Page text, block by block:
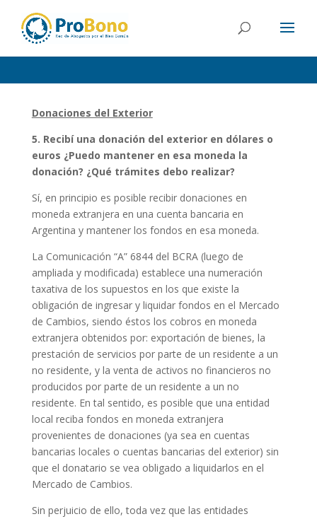
Donaciones del Exterior
5. Recibí una donación del exterior en dólares o
euros ¿Puedo mantener en esa moneda la
donación? ¿Qué trámites debo realizar?
Sí, en principio es posible recibir donaciones en
moneda extranjera en una cuenta bancaria en
Argentina y mantener los fondos en esa moneda.
La Comunicación “A” 6844 del BCRA (luego de
ampliada y modificada) establece una numeración
taxativa de los supuestos en los que existe la
obligación de ingresar y liquidar fondos en el Mercado
de Cambios, siendo éstos los cobros en moneda
extranjera obtenidos por: exportación de bienes, la
prestación de servicios por parte de un residente a un
no residente, y la venta de activos no financieros no
producidos por parte de un residente a un no
residente. En tal sentido, es posible que una entidad
local reciba fondos en moneda extranjera
provenientes de donaciones (ya sea en cuentas
bancarias locales o cuentas bancarias del exterior) sin
que el donatario se vea obligado a liquidarlos en el
Mercado de Cambios.
Sin perjuicio de ello, toda vez que las entidades